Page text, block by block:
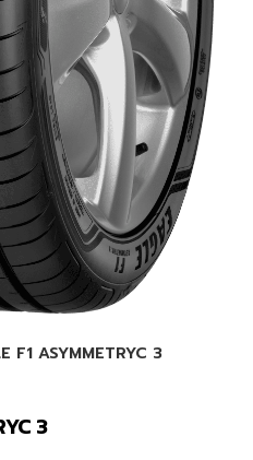
F1 ASYMMETRYC 3
3